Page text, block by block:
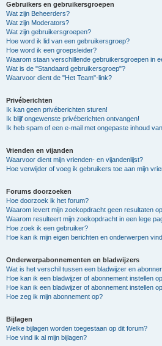
Gebruikers en gebruikersgroepen
Wat zijn Beheerders?
Wat zijn Moderators?
Wat zijn gebruikersgroepen?
Hoe word ik lid van een gebruikersgroep?
Hoe word ik een groepsleider?
Waarom staan verschillende gebruikersgroepen in
Wat is de "Standaard gebruikersgroep"?
Waarvoor dient de "Het Team"-link?
Privéberichten
Ik kan geen privéberichten sturen!
Ik blijf ongewenste privéberichten ontvangen!
Ik heb spam of een e-mail met ongepaste inhoud
Vrienden en vijanden
Waarvoor dient mijn vrienden- en vijandenlijst?
Hoe verwijder of voeg ik gebruikers toe aan mijn
Forums doorzoeken
Hoe doorzoek ik het forum?
Waarom levert mijn zoekopdracht geen resultaten
Waarom resulteert mijn zoekopdracht in een lege
Hoe zoek ik een gebruiker?
Hoe kan ik mijn eigen berichten en onderwerpen
Onderwerpabonnementen en bladwijzers
Wat is het verschil tussen een bladwijzer en
Hoe kan ik een bladwijzer of abonnement instellen
Hoe kan ik een bladwijzer of abonnement instellen
Hoe zeg ik mijn abonnement op?
Bijlagen
Welke bijlagen worden toegestaan op dit forum?
Hoe vind ik al mijn bijlagen?